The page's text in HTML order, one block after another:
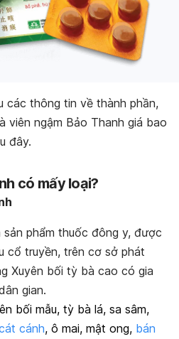
các thông tin về thành phần,
viên ngậm Bảo Thanh giá bao
đây.
có mấy loại?
sản phẩm thuốc đông y, được
cổ truyền, trên cơ sở phát
Xuyên bối tỳ bà cao có gia
gian.
bối mẫu, tỳ bà lá, sa sâm,
cánh, ô mai, mật ong, bán